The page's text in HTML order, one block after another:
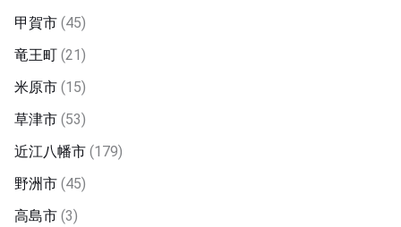
甲賀市(45)
竜王町(21)
米原市(15)
草津市(53)
近江八幡市(179)
野洲市(45)
高島市(3)